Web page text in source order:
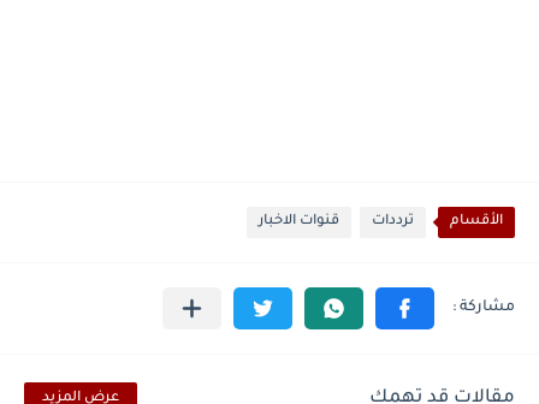
الأقسام ترددات قنوات الاخبار
مقالات قد تهمك عرض المزيد